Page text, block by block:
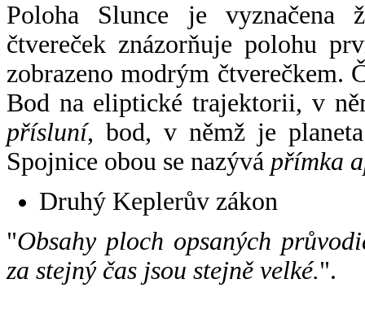
Poloha Slunce je vyznačena
čtvereček znázorňuje polohu
zobrazeno modrým čtverečkem.
Bod na eliptické trajektorii, v
přísluní, bod, v němž je
Spojnice obou se nazývá přímka
Druhý Keplerův zákon
"Obsahy ploch opsaných
za stejný čas jsou stejně velké.".